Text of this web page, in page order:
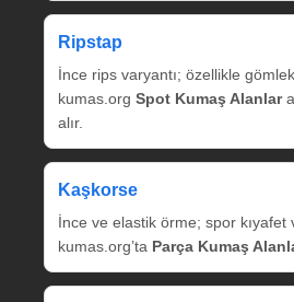
Ripstap
İnce rips varyantı; özellikle
kumas.org Spot Kumaş Alanlar
alır.
Kaşkorse
İnce ve elastik örme; spor kıyafet
kumas.org’ta Parça Kumaş